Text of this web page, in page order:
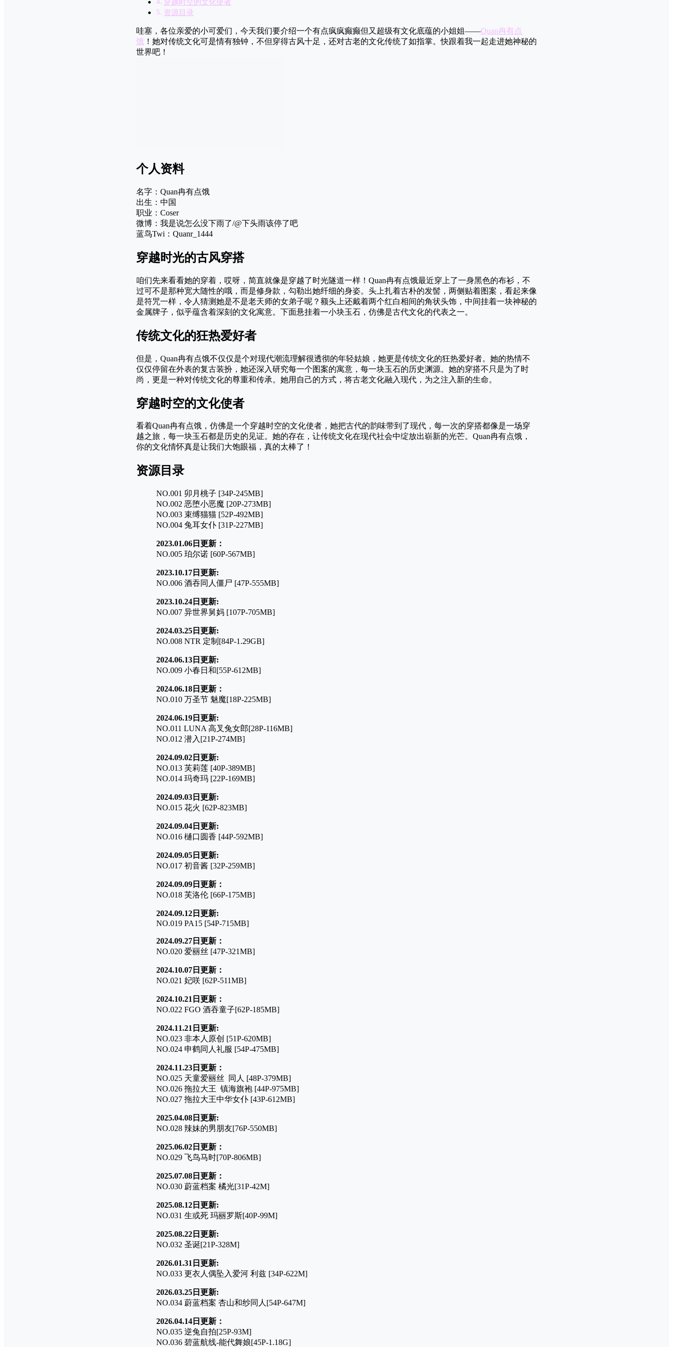
穿越时空的文化使者
资源目录
哇塞，各位亲爱的小可爱们，今天我们要介绍一个有点疯疯癫癫但又超级有文化底蕴的小姐姐——Quan冉有点
饿 ！她对传统文化可是情有独钟，不但穿得古风十足，还对古老的文化传统了如指掌。快跟着我一起走进她神秘的
世界吧！
个人资料
名字：Quan冉有点饿
出生：中国
职业：Coser
微博：我是说怎么没下雨了/@下头雨该停了吧
蓝鸟Twi：Quanr_1444
穿越时光的古风穿搭
咱们先来看看她的穿着，哎呀，简直就像是穿越了时光隧道一样！Quan冉有点饿最近穿上了一身黑色的布衫，不
过可不是那种宽大随性的哦，而是修身款，勾勒出她纤细的身姿。头上扎着古朴的发髻，两侧贴着图案，看起来像
是符咒一样，令人猜测她是不是老天师的女弟子呢？额头上还戴着两个红白相间的角状头饰，中间挂着一块神秘的
金属牌子，似乎蕴含着深刻的文化寓意。下面悬挂着一小块玉石，仿佛是古代文化的代表之一。
传统文化的狂热爱好者
但是，Quan冉有点饿不仅仅是个对现代潮流理解很透彻的年轻姑娘，她更是传统文化的狂热爱好者。她的热情不
仅仅停留在外表的复古装扮，她还深入研究每一个图案的寓意，每一块玉石的历史渊源。她的穿搭不只是为了时
尚，更是一种对传统文化的尊重和传承。她用自己的方式，将古老文化融入现代，为之注入新的生命。
穿越时空的文化使者
看着Quan冉有点饿，仿佛是一个穿越时空的文化使者，她把古代的韵味带到了现代，每一次的穿搭都像是一场穿
越之旅，每一块玉石都是历史的见证。她的存在，让传统文化在现代社会中绽放出崭新的光芒。Quan冉有点饿，
你的文化情怀真是让我们大饱眼福，真的太棒了！
资源目录
NO.001 卯月桃子 [34P-245MB]
NO.002 恶堕小恶魔 [20P-273MB]
NO.003 束缚猫猫 [52P-492MB]
NO.004 兔耳女仆 [31P-227MB]
2023.01.06日更新：
NO.005 珀尔诺 [60P-567MB]
2023.10.17日更新:
NO.006 酒吞同人僵尸 [47P-555MB]
2023.10.24日更新:
NO.007 异世界舅妈 [107P-705MB]
2024.03.25日更新:
NO.008 NTR 定制[84P-1.29GB]
2024.06.13日更新:
NO.009 小春日和[55P-612MB]
2024.06.18日更新：
NO.010 万圣节 魅魔[18P-225MB]
2024.06.19日更新:
NO.011 LUNA 高叉兔女郎[28P-116MB]
NO.012 潜入[21P-274MB]
2024.09.02日更新:
NO.013 芙莉莲 [40P-389MB]
NO.014 玛奇玛 [22P-169MB]
2024.09.03日更新:
NO.015 花火 [62P-823MB]
2024.09.04日更新:
NO.016 樋口圆香 [44P-592MB]
2024.09.05日更新:
NO.017 初音酱 [32P-259MB]
2024.09.09日更新：
NO.018 芙洛伦 [66P-175MB]
2024.09.12日更新:
NO.019 PA15 [54P-715MB]
2024.09.27日更新：
NO.020 爱丽丝 [47P-321MB]
2024.10.07日更新：
NO.021 妃咲 [62P-511MB]
2024.10.21日更新：
NO.022 FGO 酒吞童子[62P-185MB]
2024.11.21日更新:
NO.023 非本人原创 [51P-620MB]
NO.024 申鹤同人礼服 [54P-475MB]
2024.11.23日更新：
NO.025 天童爱丽丝 同人 [48P-379MB]
NO.026 拖拉大王 镇海旗袍 [44P-975MB]
NO.027 拖拉大王中华女仆 [43P-612MB]
2025.04.08日更新:
NO.028 辣妹的男朋友[76P-550MB]
2025.06.02日更新：
NO.029 飞鸟马时[70P-806MB]
2025.07.08日更新：
NO.030 蔚蓝档案 橘光[31P-42M]
2025.08.12日更新:
NO.031 生或死 玛丽罗斯[40P-99M]
2025.08.22日更新:
NO.032 圣诞[21P-328M]
2026.01.31日更新:
NO.033 更衣人偶坠入爱河 利兹 [34P-622M]
2026.03.25日更新:
NO.034 蔚蓝档案 杏山和纱同人[54P-647M]
2026.04.14日更新：
NO.035 逆兔自拍[25P-93M]
NO.036 碧蓝航线-能代舞娘[45P-1.18G]